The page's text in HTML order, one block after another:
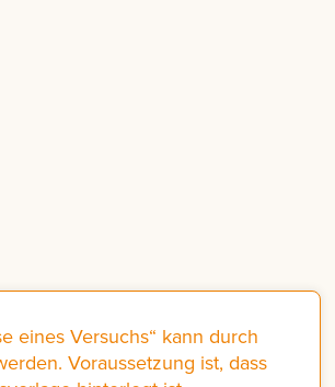
eines Versuchs“ kann durch
Voraussetzung ist, dass